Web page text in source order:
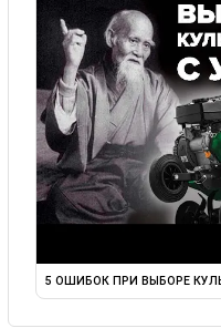
5 ОШИБОК ПРИ ВЫБОРЕ